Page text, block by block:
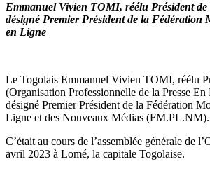
Emmanuel Vivien TOMI, réélu Président de
désigné Premier Président de la Fédération
en Ligne
Le Togolais Emmanuel Vivien TOMI, réélu
(Organisation Professionnelle de la Presse En
désigné Premier Président de la Fédération
Ligne et des Nouveaux Médias (FM.PL.NM).
C’était au cours de l’assemblée générale de
avril 2023 à Lomé, la capitale Togolaise.